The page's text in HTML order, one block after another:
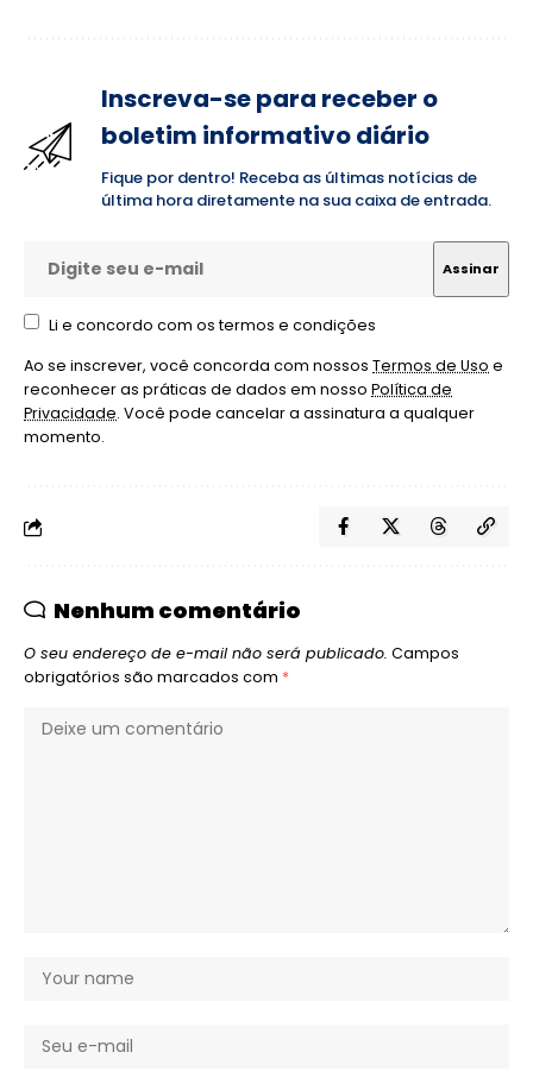
Inscreva-se para receber o
boletim informativo diário
Fique por dentro! Receba as últimas notícias de
última hora diretamente na sua caixa de entrada.
Li e concordo com os termos e condições
Ao se inscrever, você concorda com nossos Termos de Usoe
reconhecer as práticas de dados em nosso Política de
Privacidade. Você pode cancelar a assinatura a qualquer
momento.
Nenhum comentário
O seu endereço de e-mail não será publicado. Campos
obrigatórios são marcados com *